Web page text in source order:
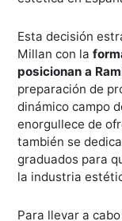
Esta decisión
Millan con la
posicionan a
preparación de
dinámico campo
enorgullece de
también se
graduados para
la industria
Para llevar a